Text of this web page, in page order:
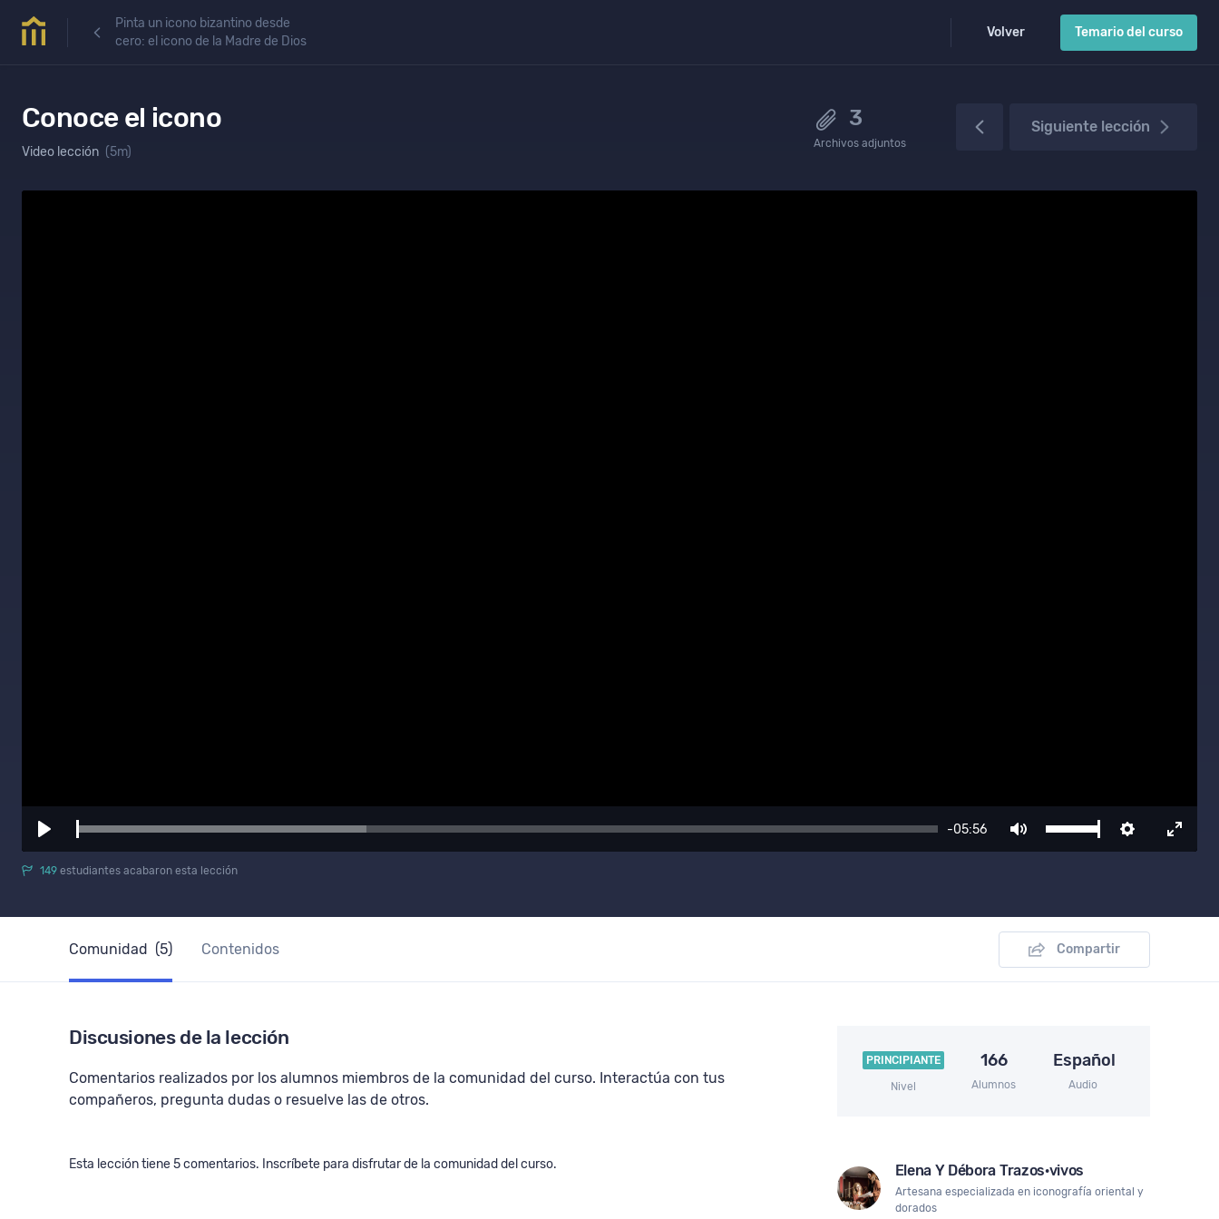
Pinta un icono bizantino desde
cero: el icono de la Madre de Dios
Volver Temario del curso
Conoce el icono
Video lección (5m)
3
Archivos adjuntos
Siguiente lección
-05:56
Enter
149 estudiantes acabaron esta lección
Comunidad (5) Contenidos Compartir
Discusiones de la lección
Comentarios realizados por los alumnos miembros de la comunidad del curso. Interactúa con tus
compañeros, pregunta dudas o resuelve las de otros.
Esta lección tiene 5 comentarios. Inscríbete para disfrutar de la comunidad del curso.
PRINCIPIANTE
Nivel
166
Alumnos
Español
Audio
Elena Y Débora Trazos·vivos
Artesana especializada en iconografía oriental y
dorados